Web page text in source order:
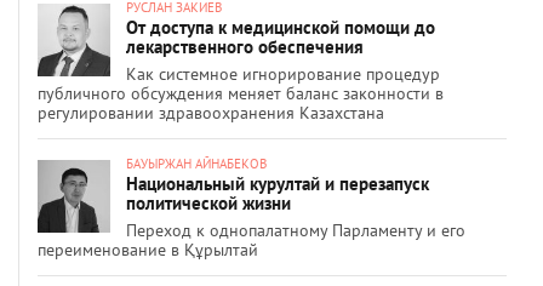
РУСЛАН ЗАКИЕВ
От доступа к медицинской помощи до
лекарственного обеспечения
Как системное игнорирование процедур
публичного обсуждения меняет баланс законности в
регулировании здравоохранения Казахстана
БАУЫРЖАН АЙНАБЕКОВ
Национальный курултай и перезапуск
политической жизни
Переход к однопалатному Парламенту и его
переименование в Құрылтай